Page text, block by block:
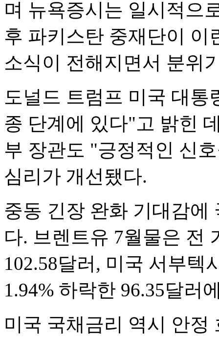
며 뉴욕증시는 일시적으
후 파키스탄 중재단이 이
소식이 전해지면서 분위
도널드 트럼프 미국 대
종 단계에 있다"고 밝힌
부 장관도 "긍정적인 신
심리가 개선됐다.
중동 긴장 완화 기대감에
다. 브렌트유 7월물은 전
102.58달러, 미국 서부텍
1.94% 하락한 96.35달러
미국 국채금리 역시 안정